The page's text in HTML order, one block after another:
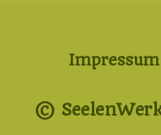
Impressum
©